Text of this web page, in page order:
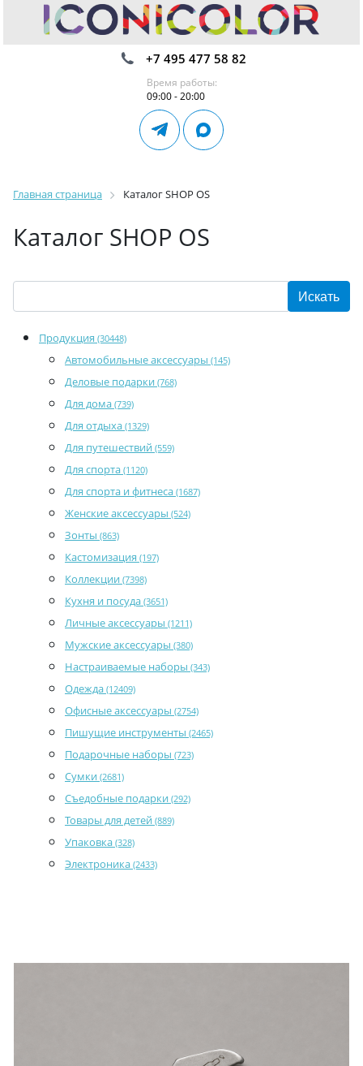
+7 495 477 58 82
Время работы:
09:00 - 20:00
Главная страница Каталог SHOP OS
Каталог SHOP OS
Продукция (30448)
Автомобильные аксессуары (145)
Деловые подарки (768)
Для дома (739)
Для отдыха (1329)
Для путешествий (559)
Для спорта (1120)
Для спорта и фитнеса (1687)
Женские аксессуары (524)
Зонты (863)
Кастомизация (197)
Коллекции (7398)
Кухня и посуда (3651)
Личные аксессуары (1211)
Мужские аксессуары (380)
Настраиваемые наборы (343)
Одежда (12409)
Офисные аксессуары (2754)
Пишущие инструменты (2465)
Подарочные наборы (723)
Сумки (2681)
Съедобные подарки (292)
Товары для детей (889)
Упаковка (328)
Электроника (2433)